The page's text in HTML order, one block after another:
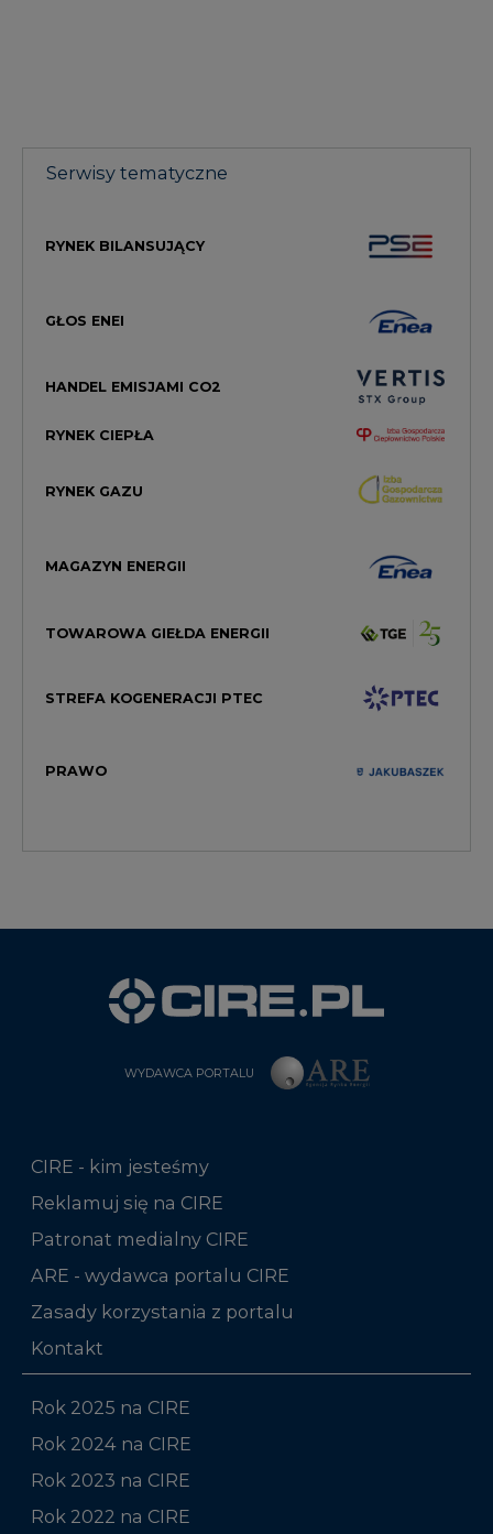
Serwisy tematyczne
RYNEK BILANSUJĄCY
GŁOS ENEI
HANDEL EMISJAMI CO2
RYNEK CIEPŁA
RYNEK GAZU
MAGAZYN ENERGII
TOWAROWA GIEŁDA ENERGII
STREFA KOGENERACJI PTEC
PRAWO
WYDAWCA PORTALU
CIRE - kim jesteśmy
Reklamuj się na CIRE
Patronat medialny CIRE
ARE - wydawca portalu CIRE
Zasady korzystania z portalu
Kontakt
Rok 2025 na CIRE
Rok 2024 na CIRE
Rok 2023 na CIRE
Rok 2022 na CIRE